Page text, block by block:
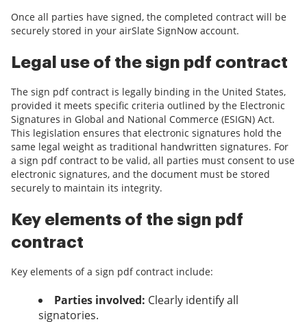
Once all parties have signed, the completed contract will be
securely stored in your airSlate SignNow account.
Legal use of the sign pdf contract
The sign pdf contract is legally binding in the United States,
provided it meets specific criteria outlined by the Electronic
Signatures in Global and National Commerce (ESIGN) Act.
This legislation ensures that electronic signatures hold the
same legal weight as traditional handwritten signatures. For
a sign pdf contract to be valid, all parties must consent to use
electronic signatures, and the document must be stored
securely to maintain its integrity.
Key elements of the sign pdf
contract
Key elements of a sign pdf contract include:
Parties involved: Clearly identify all
signatories.